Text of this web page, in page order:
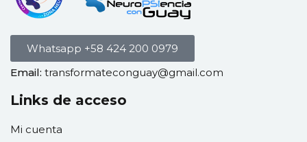
Whatsapp +58 424 200 0979
Email: transformateconguay@gmail.com
Links de acceso
Mi cuenta